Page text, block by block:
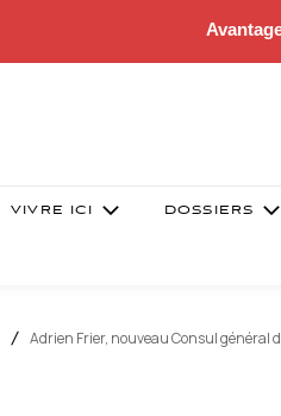
VIVRE ICI DOSSIERS
Adrien Frier, nouveau Consul général